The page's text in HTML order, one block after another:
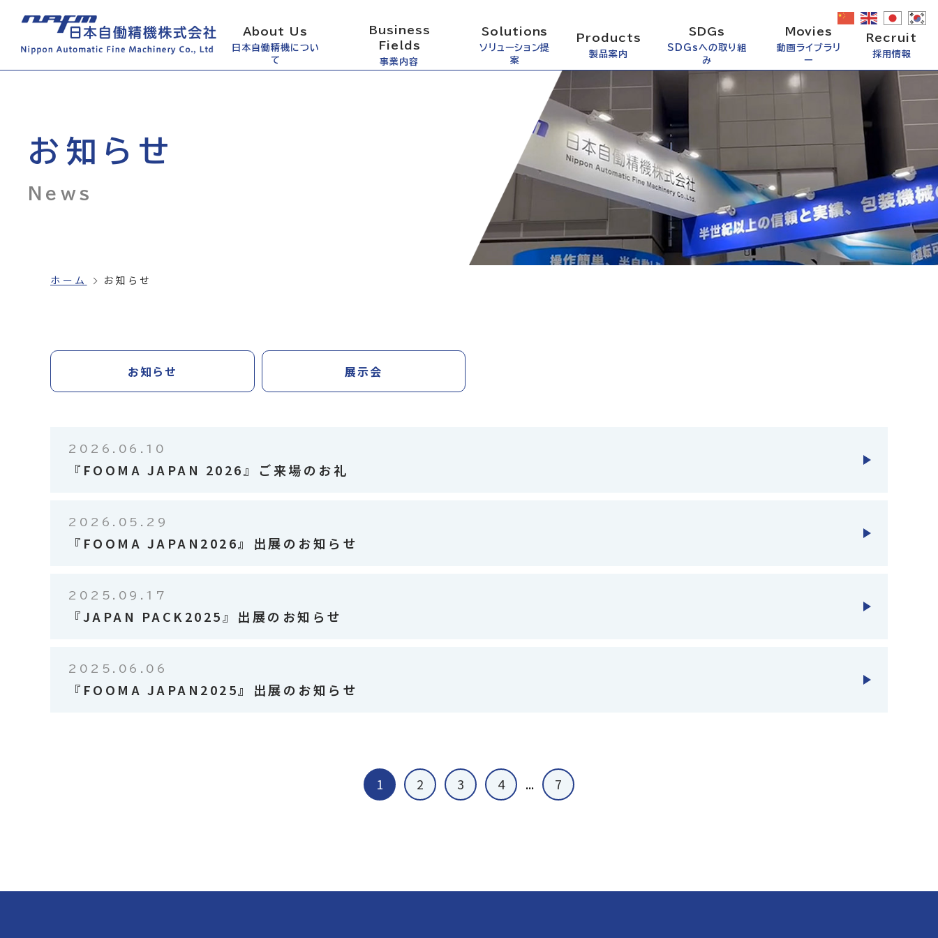
About Us
日本自働精機につい
て
Business
Fields
事業内容
Solutions
ソリューション提
案
Products
製品案内
SDGs
SDGsへの取り組
み
Movies
動画ライブラリ
ー
Recruit
採用情報
お知らせ
News
ホーム お知らせ
お知らせ 展示会
2026.06.10
『FOOMA JAPAN 2026』ご来場のお礼
2026.05.29
『FOOMA JAPAN2026』出展のお知らせ
2025.09.17
『JAPAN PACK2025』出展のお知らせ
2025.06.06
『FOOMA JAPAN2025』出展のお知らせ
1 2 3 4 ... 7